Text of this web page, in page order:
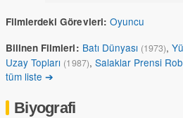
Filmlerdeki Görevleri: Oyuncu
Bilinen Filmleri: Batı Dünyası (1973),
Uzay Topları (1987), Salaklar Prensi
tüm liste ➔
Biyografi